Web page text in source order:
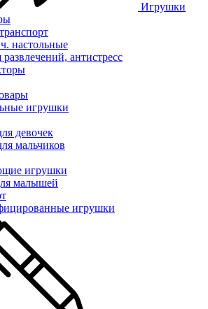
Игрушки
настольные
антистресс
игрушки
девочек
мальчиков
игрушки
малышей
игрушки